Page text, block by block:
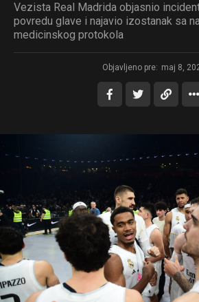
Vezista Real Madrida objasnio
povredu glave i najavio izostanak sa
medicinskog protokola
Objavljeno pre: maj 8,